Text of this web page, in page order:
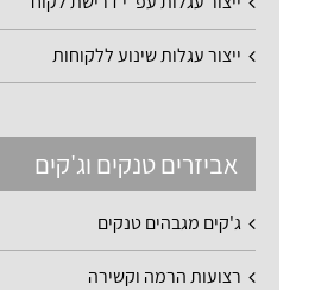
ייצור עגלות שינוע ללקוחות
אביזרים טנקים וג'קים
ג'קים מגבהים טנקים
רצועות הרמה וקשירה